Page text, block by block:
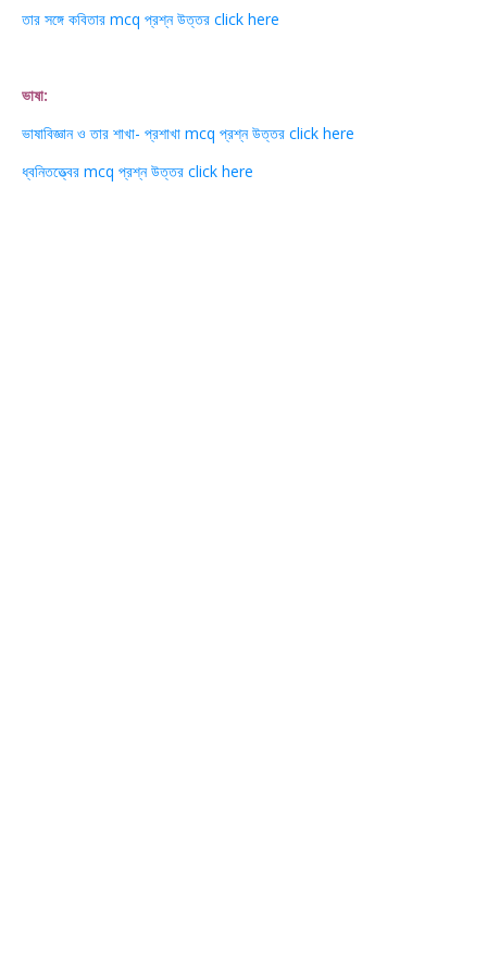
তার সঙ্গে কবিতার mcq প্রশ্ন উত্তর click here
ভাষা:
ভাষাবিজ্ঞান ও তার শাখা- প্রশাখা mcq প্রশ্ন উত্তর click here
ধ্বনিতত্ত্বের mcq প্রশ্ন উত্তর click here